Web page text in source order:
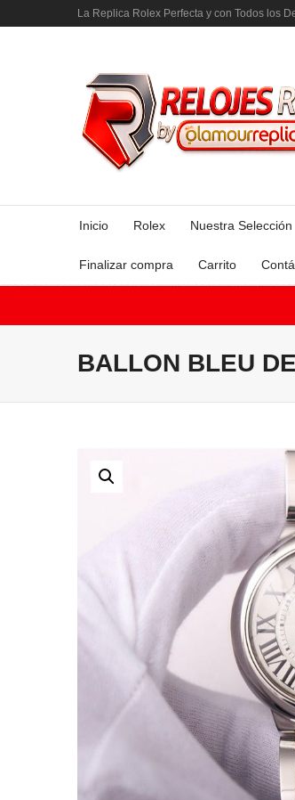
La Replica Rolex Perfecta y con Todos los
Inicio Rolex Nuestra Selección
Finalizar compra Carrito
BALLON BLEU